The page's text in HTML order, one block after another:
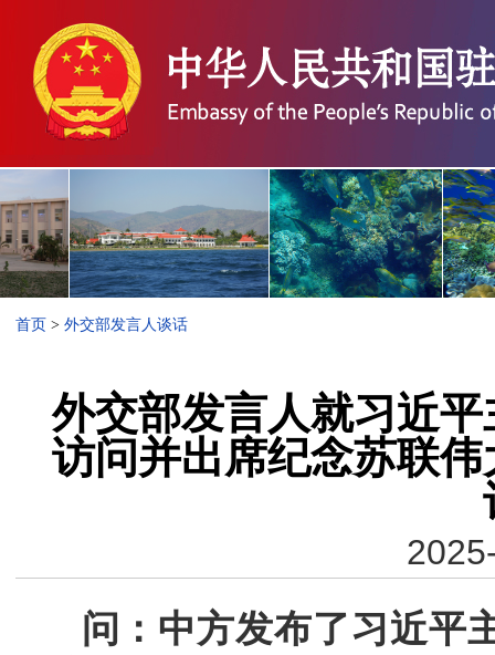
首页 > 外交部发言人谈话
外交部发言人就习近
访问并出席纪念苏联
问：中方发布了习近平